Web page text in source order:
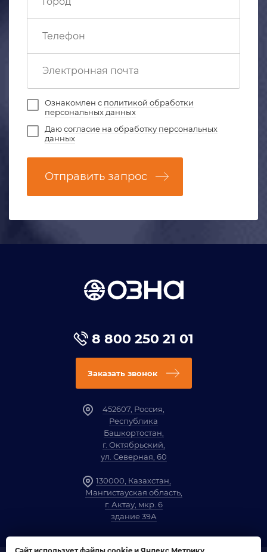
Ознакомлен с политикой обработки
персональных данных
Даюсогласие на обработку персональных
данных
Отправить запрос
8 800 250 21 01
Заказать звонок
452607, Россия,
Республика
Башкортостан,
г. Октябрьский,
ул. Северная, 60
130000, Казахстан,
Мангистауская область,
г. Актау, мкр. 6
здание 39А